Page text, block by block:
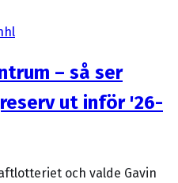
– så ser
ut inför '26-
och valde Gavin